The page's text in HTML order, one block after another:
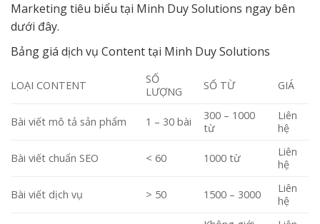
Marketing tiêu biểu tại Minh Duy Solutions ngay bên
dưới đây.
Bảng giá dịch vụ Content tại Minh Duy Solutions
LOẠI CONTENT
SỐ
LƯỢNG
SỐ TỪ GIÁ
Bài viết mô tả sản phẩm 1 – 30 bài
300 – 1000
từ
Liên
hệ
Bài viết chuẩn SEO < 60 1000 từ
Liên
hệ
Bài viết dịch vụ > 50 1500 – 3000
Liên
hệ